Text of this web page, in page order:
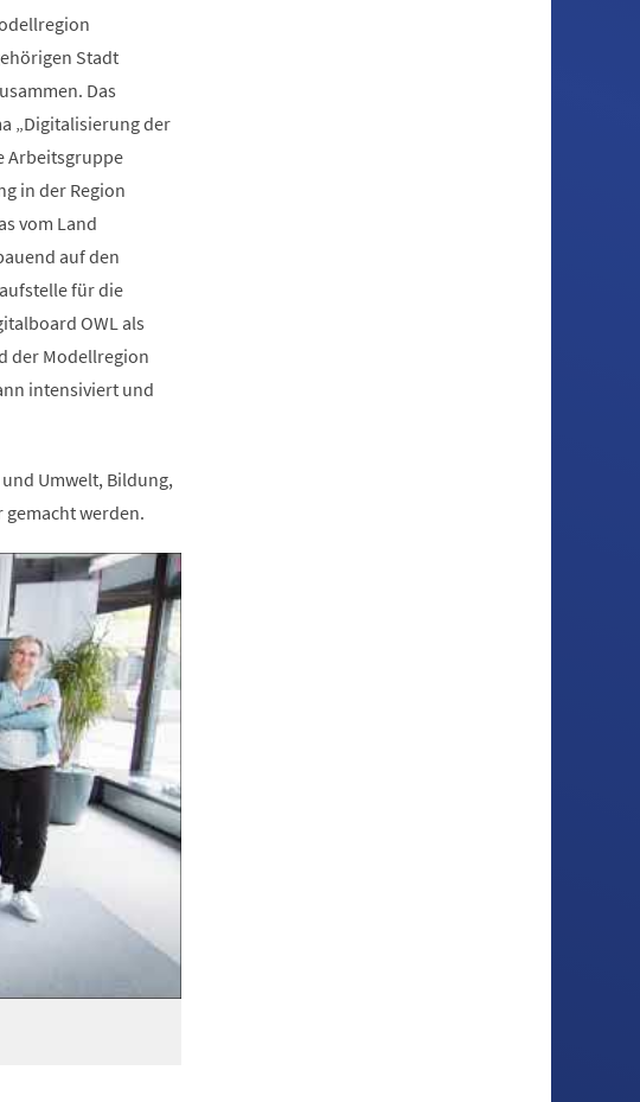
Stadt
Das
„Digitalisierung der
Arbeitsgruppe
in der Region
vom Land
auf den
für die
OWL als
der Modellregion
intensiviert und
Umwelt, Bildung,
werden.